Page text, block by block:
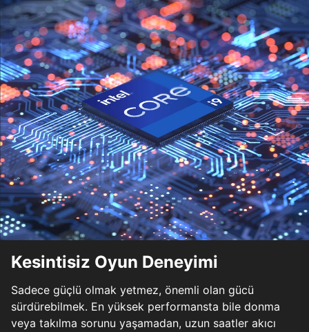
Kesintisiz Oyun Deneyimi
Sadece güçlü olmak yetmez, önemli olan gücü
sürdürebilmek. En yüksek performansta bile donma
veya takılma sorunu yaşamadan, uzun saatler akıcı